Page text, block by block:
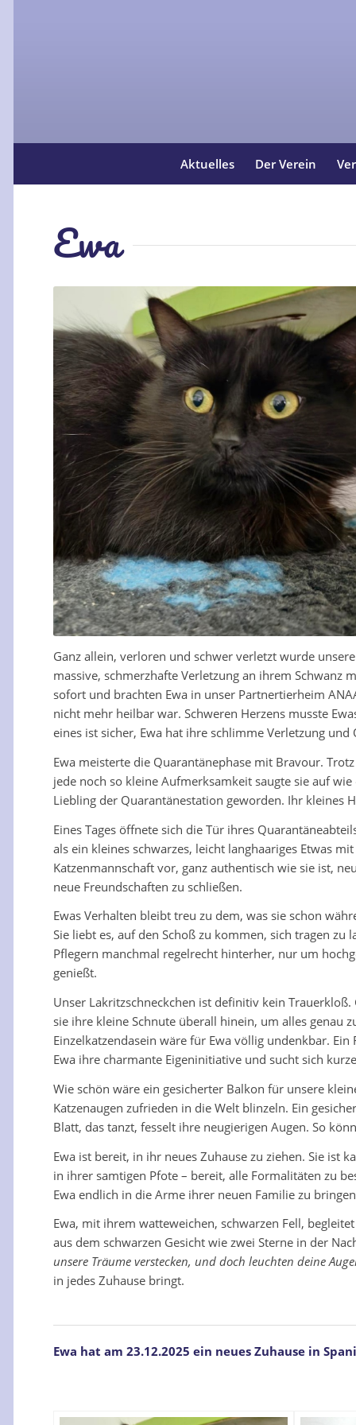
Aktuelles Der Verein
Ewa
Ganz allein, verloren und schwer verletzt wurde
massive, schmerzhafte Verletzung an ihrem Schwanz
sofort und brachten Ewa in unser Partnertierheim
nicht mehr heilbar war. Schweren Herzens musste
eines ist sicher, Ewa hat ihre schlimme Verletzung
Ewa meisterte die Quarantänephase mit Bravour.
jede noch so kleine Aufmerksamkeit saugte sie auf
Liebling der Quarantänestation geworden. Ihr kleines
Eines Tages öffnete sich die Tür ihres
als ein kleines schwarzes, leicht langhaariges Etwas
Katzenmannschaft vor, ganz authentisch wie sie ist,
neue Freundschaften zu schließen.
Ewas Verhalten bleibt treu zu dem, was sie schon
Sie liebt es, auf den Schoß zu kommen, sich tragen
Pflegern manchmal regelrecht hinterher, nur um
genießt.
Unser Lakritzschneckchen ist definitiv kein
sie ihre kleine Schnute überall hinein, um alles genau
Einzelkatzendasein wäre für Ewa völlig undenkbar.
Ewa ihre charmante Eigeninitiative und sucht sich
Wie schön wäre ein gesicherter Balkon für unsere
Katzenaugen zufrieden in die Welt blinzeln. Ein
Blatt, das tanzt, fesselt ihre neugierigen Augen. So
Ewa ist bereit, in ihr neues Zuhause zu ziehen. Sie ist
in ihrer samtigen Pfote – bereit, alle Formalitäten zu
Ewa endlich in die Arme ihrer neuen Familie zu
Ewa, mit ihrem watteweichen, schwarzen Fell,
aus dem schwarzen Gesicht wie zwei Sterne in der
unsere Träume verstecken, und doch leuchten deine
in jedes Zuhause bringt.
Ewa hat am 23.12.2025 ein neues Zuhause in